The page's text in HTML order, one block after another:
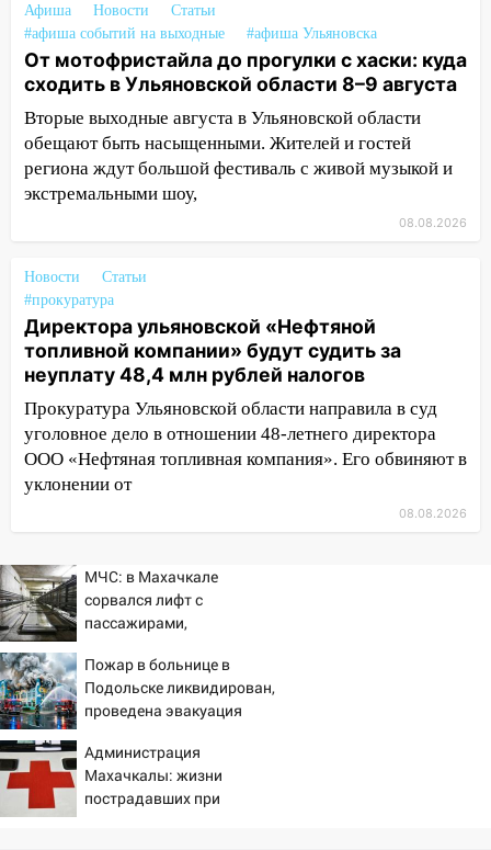
13:14
Ураган оторвал светофор на
проспекте Филатова в Ульяновске
13:12 Дерево пробило крышу дома на
Новгородской в Ульяновске и рухнуло
на электрощит
13:10 В Заволжском районе дерево
упало во дворе
Ураган ударил по Ульяновску:
затопленные улицы и остановившиеся
трамваи
12:17 Ульяновск накрыл крупный град:
после ливня город снова уходит под
воду
12:12 Прокуратура взяла на контроль
ДТП с шестилетним ребёнком на улице
Федерации
Федерации: возбуждено уголовное дело
11:16
В Ульяновске ищут 37-летнего
мужчину, пропавшего ещё 19 июля
10:30
От мотофристайла до прогулки с
хаски: куда сходить в Ульяновской
области 8–9 августа
10:11
Директора ульяновской
«Нефтяной топливной компании» будут
судить за неуплату 48,4 млн рублей
Афиша Новости
Статьи
#афиша событий на выходные
#афиша Ульяновска
От мотофристайла до прогулки с хаски: куда
сходить в Ульяновской области 8–9 августа
Вторые выходные августа в Ульяновской области
обещают быть насыщенными. Жителей и гостей
региона ждут большой фестиваль с живой музыкой и
экстремальными шоу,
08.08.2026
Новости
Статьи
#прокуратура
Директора ульяновской «Нефтяной
топливной компании» будут судить за
неуплату 48,4 млн рублей налогов
Прокуратура Ульяновской области направила в суд
уголовное дело в отношении 48-летнего директора
ООО «Нефтяная топливная компания». Его обвиняют в
уклонении от
08.08.2026
МЧС: в Махачкале
сорвался лифт с
пассажирами,
человека
Пожар в больнице в
Подольске ликвидирован,
проведена эвакуация
Администрация
Махачкалы: жизни
пострадавших при